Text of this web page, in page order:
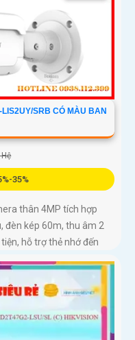
SRB CÓ MÀU BAN
35%
thân 4MP tích hợp
đèn kép 60m, thu âm 2
hỗ trợ thẻ nhớ đến
giám sát ban đêm